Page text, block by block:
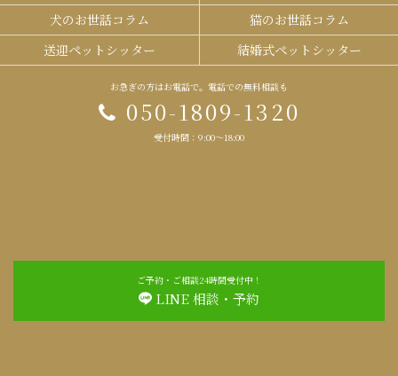
犬のお世話コラム
猫のお世話コラム
送迎ペットシッター
結婚式ペットシッター
お急ぎの方はお電話で。電話での無料相談も
050-1809-1320
受付時間：9:00～18:00
ご予約・ご相談24時間受付中！
LINE 相談・予約